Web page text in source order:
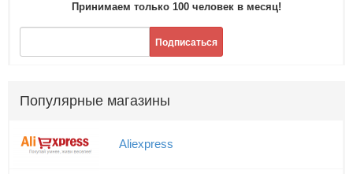
Принимаем только 100 человек в месяц!
Подписаться
Популярные магазины
Aliexpress